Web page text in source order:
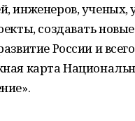
инженеров, ученых,
создавать
России и
карта